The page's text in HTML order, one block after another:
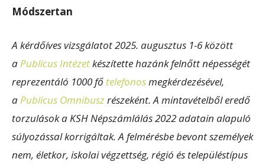
Módszertan
A kérdőíves vizsgálatot 2025. augusztus 1-6 között
aPublicus Intézetkészítette hazánk felnőtt népességét
reprezentáló 1000 fő telefonosmegkérdezésével,
aPublicus Omnibuszrészeként. A mintavételből eredő
torzulások a KSH Népszámlálás 2022 adatain alapuló
súlyozással korrigáltak. A felmérésbe bevont személyek
nem, életkor, iskolai végzettség, régió és településtípus